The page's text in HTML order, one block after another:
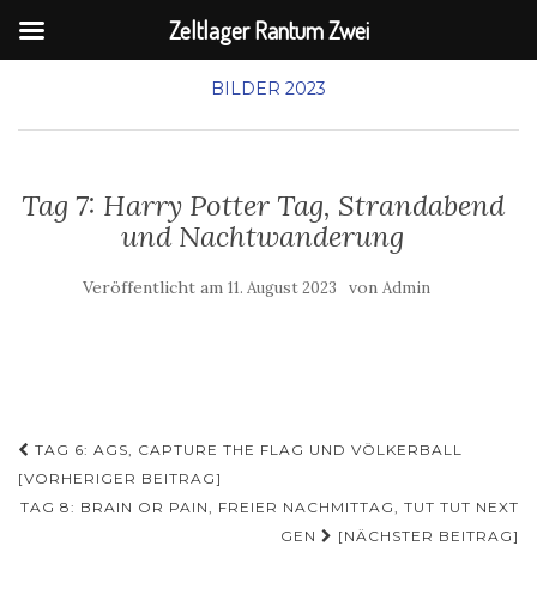
BILDER 2023
Tag 7: Harry Potter Tag, Strandabend
und Nachtwanderung
Veröffentlicht am 11. August 2023 von Admin
Beitragsnavigation
TAG 6: AGS, CAPTURE THE FLAG UND VÖLKERBALL
[VORHERIGER BEITRAG]
TAG 8: BRAIN OR PAIN, FREIER NACHMITTAG, TUT TUT NEXT
GEN
[NÄCHSTER BEITRAG]
Zeltlager Rantum Zwei